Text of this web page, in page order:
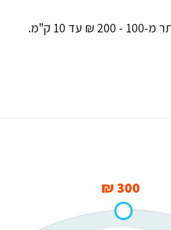
10 ק"מ.
300 ₪